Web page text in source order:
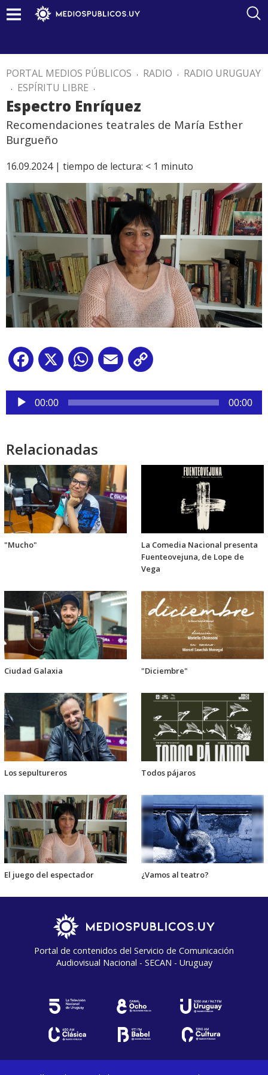
PORTAL MEDIOS PÚBLICOS . RADIO . RADIO URUGUAY
. ESPÍRITU LIBRE .
Espectro Enríquez
Recomendaciones teatrales de María Esther
Burgueño
16.09.2024 | tiempo de lectura: < 1 minuto
Facebook
X WhatsApp
Email
Reproductor
audio
00:00 00:00
Relacionadas
"Mucho"
La Comedia Nacional presenta
Fuenteovejuna, de Lope de
Vega
Ciudad Galaxia "Diciembre"
Los sepultureros Todos pájaros
El juego del espectador ¿Vamos al teatro?
Portal de contenidos del Servicio de Comunicación
Audiovisual Nacional - SECAN - Uruguay